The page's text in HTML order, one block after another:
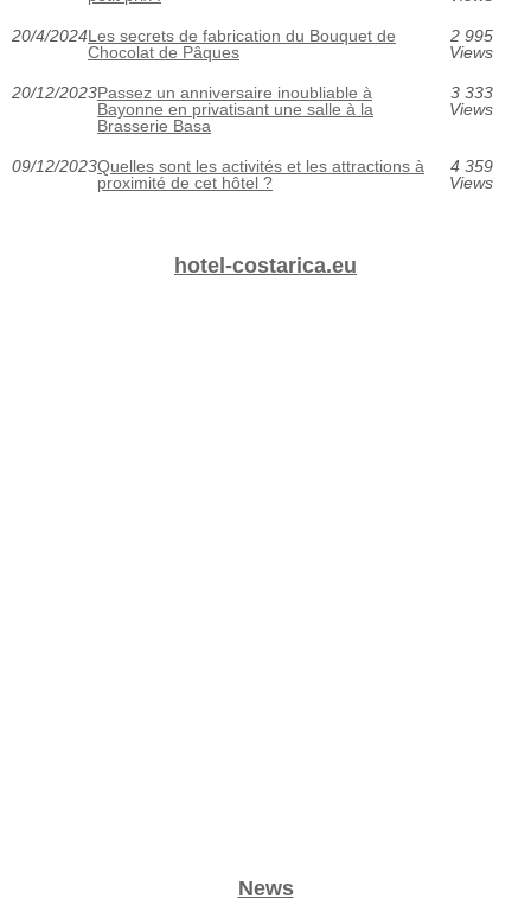
20/4/2024Les secrets de fabrication du Bouquet de
Chocolat de Pâques
2 995
Views
20/12/2023Passez un anniversaire inoubliable à
Bayonne en privatisant une salle à la
Brasserie Basa
3 333
Views
09/12/2023Quelles sont les activités et les attractions à
proximité de cet hôtel ?
4 359
Views
hotel-costarica.eu
News